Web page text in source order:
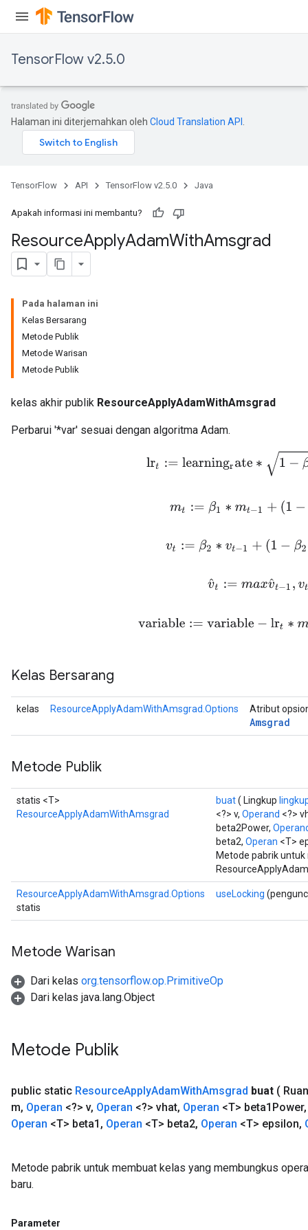
TensorFlow v2.5.0
Halaman ini diterjemahkan oleh Cloud Translation API
TensorFlow API TensorFlow v2.5.0 Java
Apakah informasi ini membantu?
ResourceApplyAdamWithAmsgrad
Pada halaman ini
Kelas Bersarang
Metode Publik
Metode Warisan
Metode Publik
kelas akhir publik ResourceApplyAdamWithAmsgrad
Perbarui '*var' sesuai dengan algoritma Adam.
lr ar a ∗ −β2t/(1
m t:=β 1 ∗mt −1 +(1 −β 1)
v t:=β2 ∗v − 1+( 1 − β2) ∗g
v^t:= maxv^t−1, vt
variable:=variable− lrt∗ m t/(
Kelas Bersarang
kelas ResourceApplyAdamWithAmsgrad.Options Atribut
Amsgrad
Metode Publik
statis <T>
ResourceApplyAdamWithAmsgrad
buat( Lingkup
<?> v, Operand <?>
beta2Power,
beta2, Operan <T>
Metode pabrik
ResourceApplyAdamWithAmsgrad.Options
statis
useLocking
Metode Warisan
Dari kelas org.tensorflow.op.PrimitiveOp
Dari kelas java.lang.Object
Metode Publik
public static ResourceApplyAdamWithAmsgrad buat (
m, Operan <?> v, Operan <?> vhat, Operan <T> beta1Power,
Operan <T> beta1 , Operan <T> beta2, Operan <T> epsilon,
Metode pabrik untuk membuat kelas yang membungkus
baru.
Parameter